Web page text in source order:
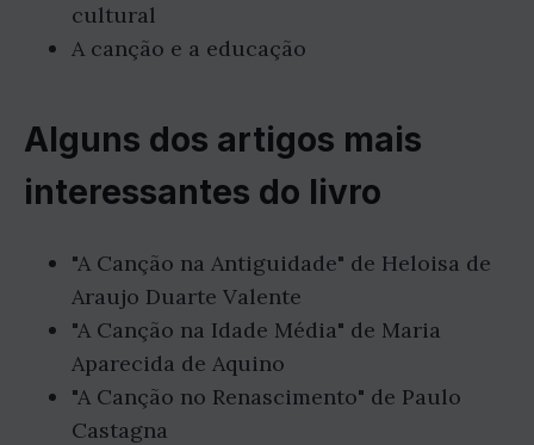
cultural
A canção e a educação
Alguns dos artigos mais
interessantes do livro
"A Canção na Antiguidade" de Heloisa de
Araujo Duarte Valente
"A Canção na Idade Média" de Maria
Aparecida de Aquino
"A Canção no Renascimento" de Paulo
Castagna